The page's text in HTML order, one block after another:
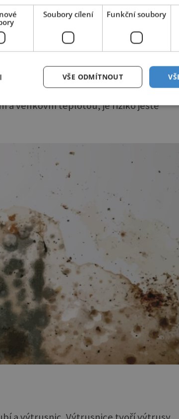
Zajímavé články najdete také na nasehvezdy.cz
a to jak na tapetách, tak i na dřevě,
– vaření, sprchování, nebo i jen
a venkovní teplotou, je riziko ještě
Soubory cílení Funkční soubory
VŠE ODMÍTNOUT